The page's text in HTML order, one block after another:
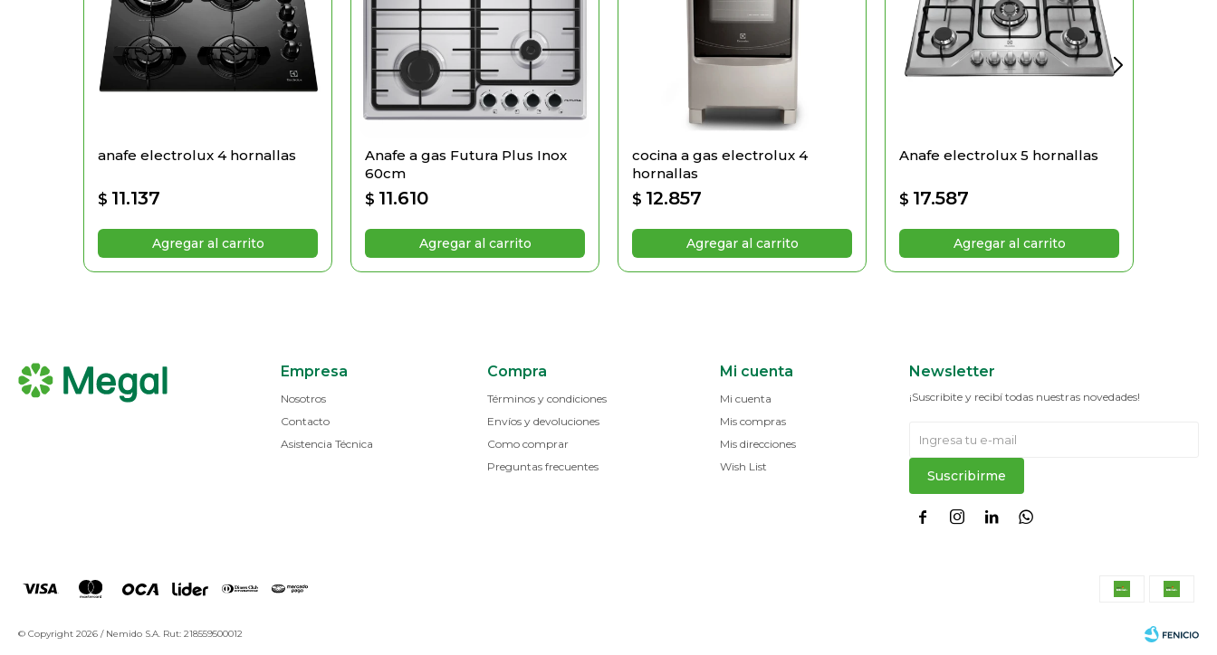
anafe electrolux 4 hornallas
$ 11.137
Anafe a gas Futura Plus Inox
60cm
$ 11.610
cocina a gas electrolux 4
hornallas
$ 12.857
Anafe electrolux 5 hornallas
$ 17.587
Empresa
Nosotros
Contacto
Asistencia Técnica
Compra
Términos y condiciones
Envíos y devoluciones
Como comprar
Preguntas frecuentes
Mi cuenta
Mi cuenta
Mis compras
Mis direcciones
Wish List
Newsletter
¡Suscribite y recibí todas nuestras novedades!
Suscribirme
   
© Copyright 2026 / Nemido S.A. Rut: 218559500012